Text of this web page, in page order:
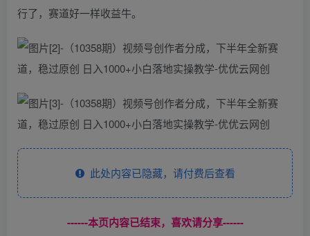
行了，赛道好一样收益牛。
此处内容已隐藏，请付费后查看
------本页内容已结束，喜欢请分享------